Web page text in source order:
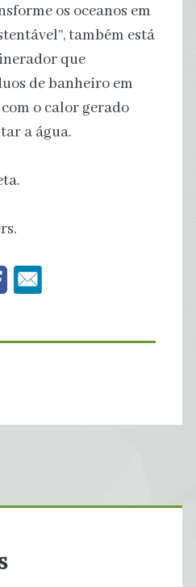
os oceanos em
também está
que
de banheiro em
o calor gerado
a água.